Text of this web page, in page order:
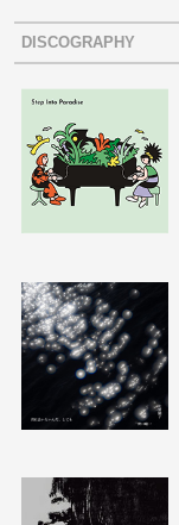
DISCOGRAPHY